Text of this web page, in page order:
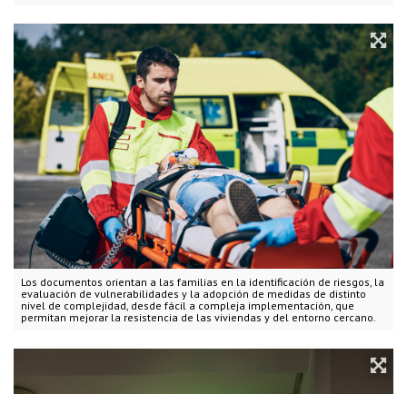
Los documentos orientan a las familias en la identificación de riesgos, la
evaluación de vulnerabilidades y la adopción de medidas de distinto
nivel de complejidad, desde fácil a compleja implementación, que
permitan mejorar la resistencia de las viviendas y del entorno cercano.